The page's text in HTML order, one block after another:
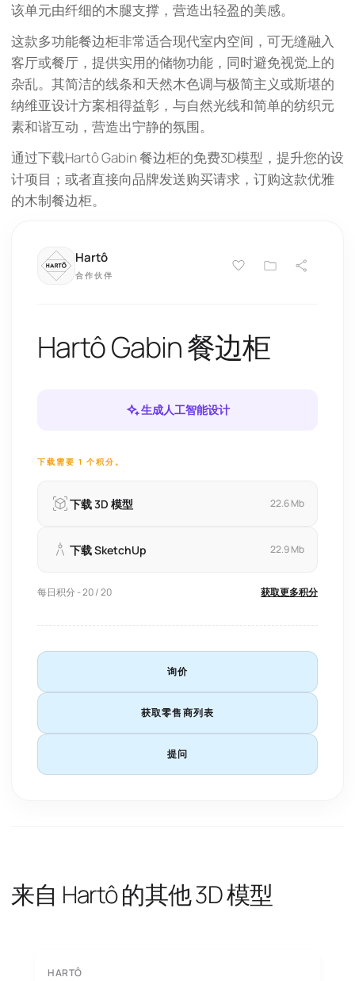
该单元由纤细的木腿支撑，营造出轻盈的美感。
这款多功能餐边柜非常适合现代室内空间，可无缝融入
客厅或餐厅，提供实用的储物功能，同时避免视觉上的
杂乱。其简洁的线条和天然木色调与极简主义或斯堪的
纳维亚设计方案相得益彰，与自然光线和简单的纺织元
素和谐互动，营造出宁静的氛围。
通过下载Hartô Gabin 餐边柜的免费3D模型，提升您的设
计项目；或者直接向品牌发送购买请求，订购这款优雅
的木制餐边柜。
Hartô
合作伙伴
Hartô Gabin 餐边柜
生成人工智能设计
下载需要 1 个积分。
下载 3D 模型 22.6 Mb
下载 SketchUp 22.9 Mb
每日积分 - 20 / 20 获取更多积分
询价
获取零售商列表
提问
来自 Hartô 的其他 3D 模型
HARTÔ